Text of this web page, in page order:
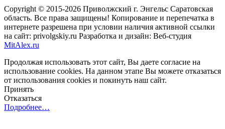
Copyright © 2015-2026 Приволжский г. Энгельс Саратовская
область. Все права защищены! Копирование и перепечатка в
интернете разрешена при условии наличия активной ссылки
на сайт: privolgskiy.ru Разработка и дизайн: Веб-студия
MitAlex.ru
Продолжая использовать этот сайт, Вы даете согласие на
использование cookies. На данном этапе Вы можете отказаться
от использования cookies и покинуть наш сайт.
Принять
Отказаться
Подробнее…